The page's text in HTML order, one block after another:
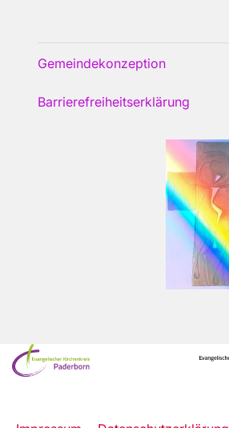
Gemeindekonzeption
Barrierefreiheitserklärung